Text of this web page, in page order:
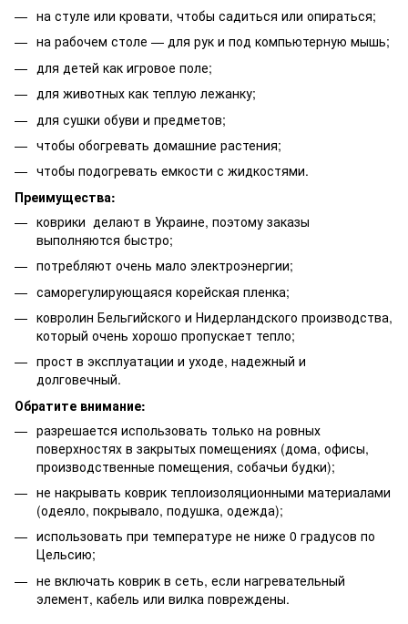
на стуле или кровати, чтобы садиться или опираться;
на рабочем столе — для рук и под компьютерную мышь;
для детей как игровое поле;
для животных как теплую лежанку;
для сушки обуви и предметов;
чтобы обогревать домашние растения;
чтобы подогревать емкости с жидкостями.
Преимущества:
коврики делают в Украине, поэтому заказы
выполняются быстро;
потребляют очень мало электроэнергии;
саморегулирующаяся корейская пленка;
ковролин Бельгийского и Нидерландского производства,
который очень хорошо пропускает тепло;
прост в эксплуатации и уходе, надежный и
долговечный.
Обратите внимание:
разрешается использовать только на ровных
поверхностях в закрытых помещениях (дома, офисы,
производственные помещения, собачьи будки);
не накрывать коврик теплоизоляционными материалами
(одеяло, покрывало, подушка, одежда);
использовать при температуре не ниже 0 градусов по
Цельсию;
не включать коврик в сеть, если нагревательный
элемент, кабель или вилка повреждены.